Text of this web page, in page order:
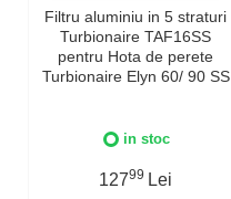
Filtru aluminiu in 5 straturi
Turbionaire TAF16SS
pentru Hota de perete
Turbionaire Elyn 60/ 90 SS
in stoc
12799 Lei